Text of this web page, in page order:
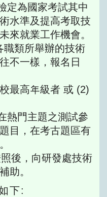
定為國家考試其中
水準及提高考取技
來就業工作機會。
職類所舉辦的技術
不一樣，報名日
最高年級者 或 (2)
熱門主題之測試參
目，在考古題區有
後，向研發處技術
助。
下: